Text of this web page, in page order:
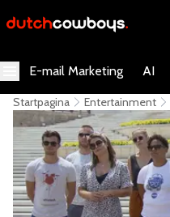
E-mail Marketing AI
Startpagina Entertainment